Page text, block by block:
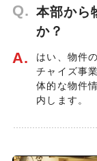
Q. 本部から
か？
A.
はい、物件
チャイズ事
体的な物件
内します。